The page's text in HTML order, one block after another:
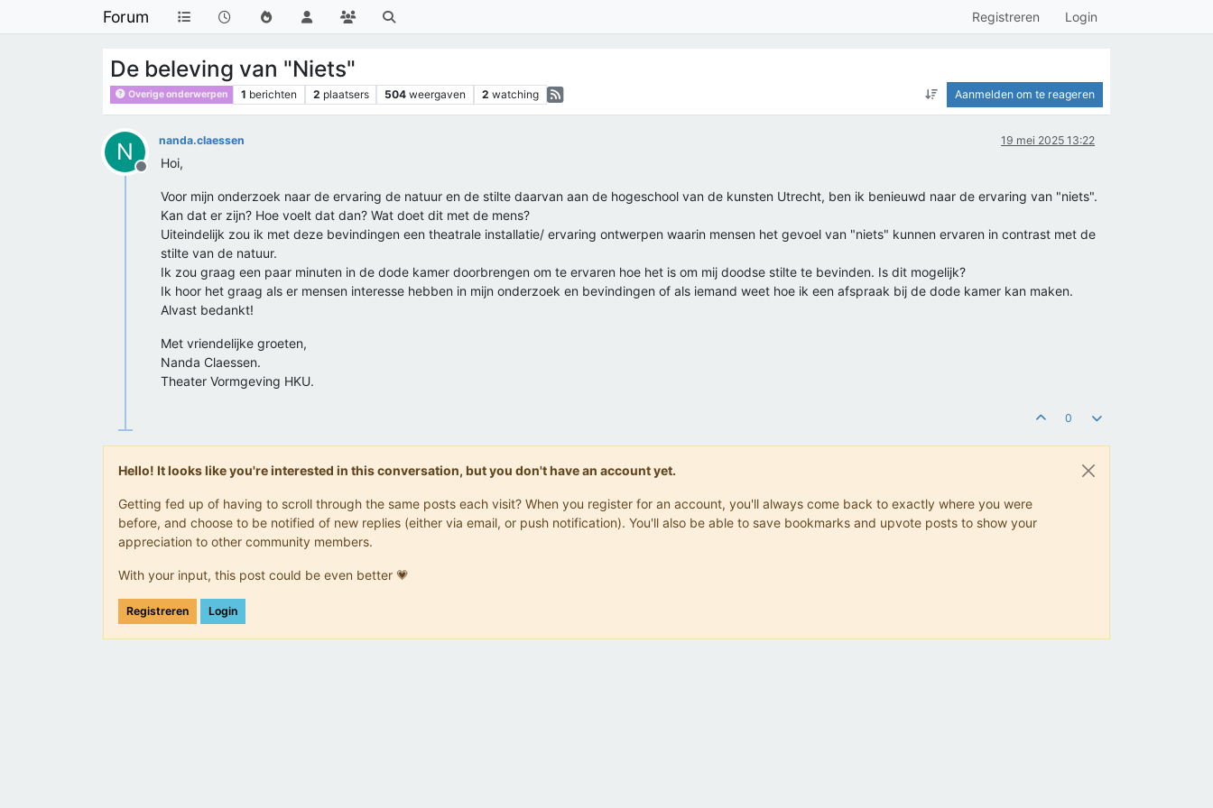
Forum Registreren Login
De beleving van "Niets"
Overige onderwerpen 1 berichten 2 plaatsers 504 weergaven 2 watching Aanmelden om te reageren
N
Offline
nanda.claessen 19 mei 2025 13:22
Hoi,
Voor mijn onderzoek naar de ervaring de natuur en de stilte daarvan aan de hogeschool van de kunsten Utrecht, ben ik benieuwd naar de ervaring van "niets".
Kan dat er zijn? Hoe voelt dat dan? Wat doet dit met de mens?
Uiteindelijk zou ik met deze bevindingen een theatrale installatie/ ervaring ontwerpen waarin mensen het gevoel van "niets" kunnen ervaren in contrast met de
stilte van de natuur.
Ik zou graag een paar minuten in de dode kamer doorbrengen om te ervaren hoe het is om mij doodse stilte te bevinden. Is dit mogelijk?
Ik hoor het graag als er mensen interesse hebben in mijn onderzoek en bevindingen of als iemand weet hoe ik een afspraak bij de dode kamer kan maken.
Alvast bedankt!
Met vriendelijke groeten,
Nanda Claessen.
Theater Vormgeving HKU.
0
Hello! It looks like you're interested in this conversation, but you don't have an account yet.
Getting fed up of having to scroll through the same posts each visit? When you register for an account, you'll always come back to exactly where you were
before, and choose to be notified of new replies (either via email, or push notification). You'll also be able to save bookmarks and upvote posts to show your
appreciation to other community members.
With your input, this post could be even better 💗
Registreren Login